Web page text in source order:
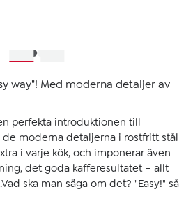
way"! Med moderna detaljer av
perfekta introduktionen till
moderna detaljerna i rostfritt stål
i varje kök, och imponerar även
det goda kafferesultatet – allt
ska man säga om det? "Easy!" så